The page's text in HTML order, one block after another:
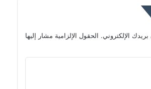
الإلكتروني. الحقول الإلزامية مشار إليها